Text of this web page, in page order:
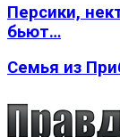
Персики,
бьют…
Семья из